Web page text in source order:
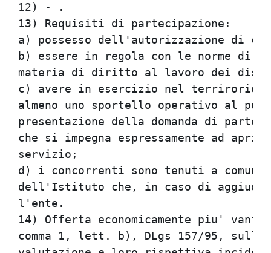
13) Requisiti
a) possesso
b) essere in regola con le
materia di diritto
c) avere in esercizio nel
almeno uno sportello
presentazione della domanda
che si impegna
d) i concorrenti sono tenuti a
dell'Istituto che, in caso di
14) Offerta economicamente
comma 1, lett. b), DLgs 157/